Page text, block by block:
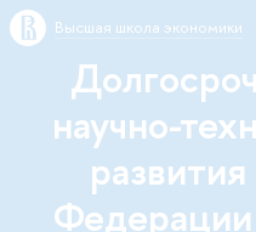
Высшая школа экономики
научно-